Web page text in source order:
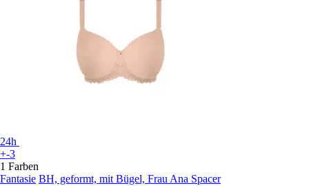
24h
+-3
1 Farben
Fantasie BH, geformt, mit Bügel, Frau Ana Spacer